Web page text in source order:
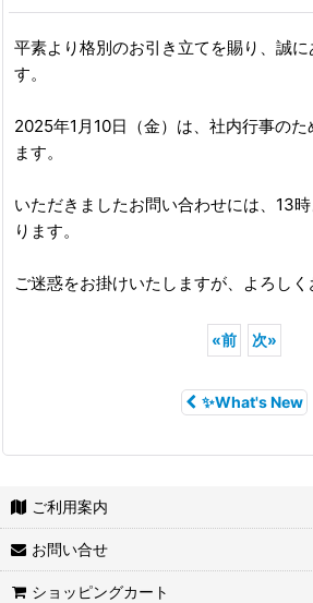
平素より格別のお引き立てを賜り、誠
す。
2025年1月10日（金）は、社内行事の
ます。
いただきましたお問い合わせには、13
ります。
ご迷惑をお掛けいたしますが、よろしく
«前 次»
✨What's New
ご利用案内
お問い合せ
ショッピングカート